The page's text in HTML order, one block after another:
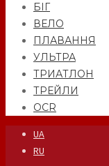
БІГ
ВЕЛО
ПЛАВАННЯ
УЛЬТРА
ТРИАТЛОН
ТРЕЙЛИ
OCR
UA
RU